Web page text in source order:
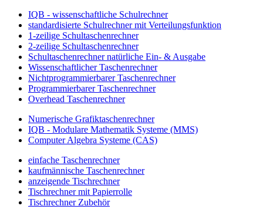
IQB - wissenschaftliche Schulrechner
standardisierte Schulrechner mit Verteilungsfunktion
1-zeilige Schultaschenrechner
2-zeilige Schultaschenrechner
Schultaschenrechner natürliche Ein- & Ausgabe
Wissenschaftlicher Taschenrechner
Nichtprogrammierbarer Taschenrechner
Programmierbarer Taschenrechner
Overhead Taschenrechner
Numerische Grafiktaschenrechner
IQB - Modulare Mathematik Systeme (MMS)
Computer Algebra Systeme (CAS)
einfache Taschenrechner
kaufmännische Taschenrechner
anzeigende Tischrechner
Tischrechner mit Papierrolle
Tischrechner Zubehör